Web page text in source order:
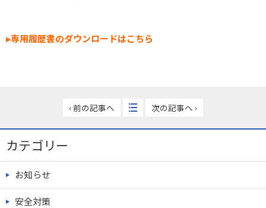
▸専用履歴書のダウンロードはこちら
‹ 前の記事へ 次の記事へ ›
カテゴリー
お知らせ
安全対策